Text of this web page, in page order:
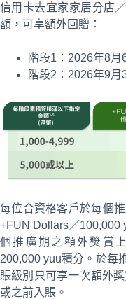
信用卡去宜家家居分店
額，可享額外回贈：
階段1：2026年8月
階段2：2026年9月
每位合資格客戶於每個
+FUN Dollars／100,000
個推廣期之額外獎賞
200,000 yuu積分。於每
賬級別只可享一次額外
或之前入賬。